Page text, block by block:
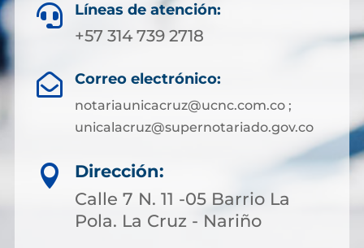
 Líneas de atención:
+57 314 739 2718
 Correo electrónico:
notariaunicacruz@ucnc.com.co ;
unicalacruz@supernotariado.gov.co

Dirección:
Calle 7 N. 11 -05 Barrio La
Pola. La Cruz - Nariño